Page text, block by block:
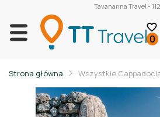
Tavananna Travel -
0
Strona główna Wszystkie